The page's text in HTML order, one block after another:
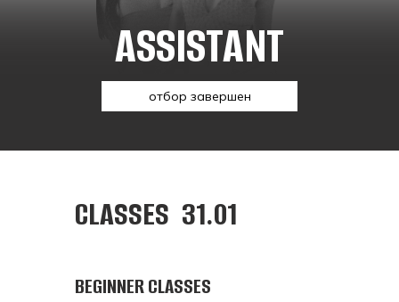
ASSISTANT
отбор завершен
BEGINNER CLASSES
CLASSES 31.01